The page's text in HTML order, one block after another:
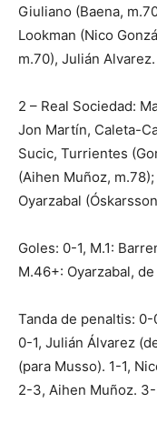
Giuliano (Baena,
Lookman (Nico
m.70), Julián Alvarez.
2 – Real Sociedad:
Jon Martín, Caleta-
Sucic, Turrientes
(Aihen Muñoz,
Oyarzabal
Goles: 0-1, M.1:
M.46+: Oyarzabal,
Tanda de penaltis:
0-1, Julián Álvarez
(para Musso). 1-1,
2-3, Aihen Muñoz.